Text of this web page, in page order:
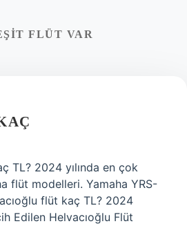
FLÜT VAR
TL? 2024 yılında en çok
flüt modelleri. Yamaha YRS-
flüt kaç TL? 2024
Edilen Helvacıoğlu Flüt